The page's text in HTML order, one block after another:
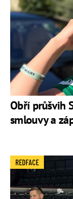
Obří průšvih
smlouvy a
REDFACE